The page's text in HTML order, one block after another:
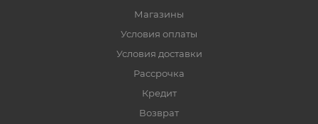
Магазины
Условия оплаты
Условия доставки
Рассрочка
Кредит
Возврат